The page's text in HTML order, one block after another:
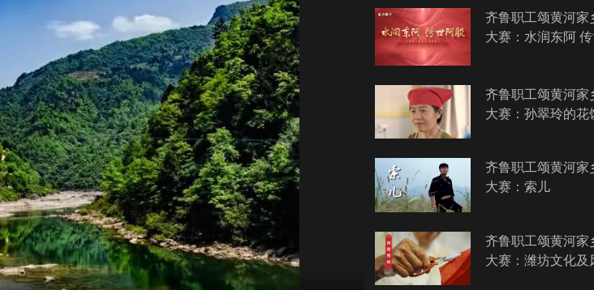
齐鲁职工颂黄河家
大赛：水润东阿
齐鲁职工颂黄河家
大赛：孙翠玲的花
齐鲁职工颂黄河家
大赛：索儿
齐鲁职工颂黄河家
大赛：潍坊文化及